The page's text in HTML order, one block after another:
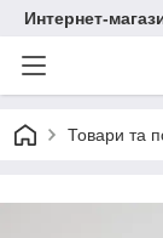
Интернет-
Товари та